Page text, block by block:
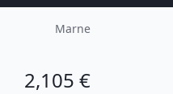
Marne
2,105 €